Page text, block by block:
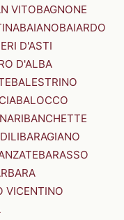
VITOBAGNONE
BAIANOBAIARDO
D'ASTI
D'ALBA
BALESTRINO
BALOCCO
BANCHETTE
BARAGIANO
BARASSO
VICENTINO